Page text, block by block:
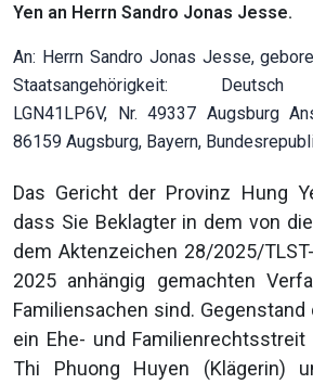
Yen an Herrn Sandro Jonas Jesse.
An: Herrn Sandro Jonas Jesse,
Staatsangehörigkeit: Deutsch
LGN41LP6V, Nr. 49337 Augsburg
86159 Augsburg, Bayern,
Das Gericht der Provinz Hung
dass Sie Beklagter in dem von
dem Aktenzeichen 28/2025/
2025 anhängig gemachten
Familiensachen sind.
ein Ehe- und
Thi Phuong Huyen (Klägerin)